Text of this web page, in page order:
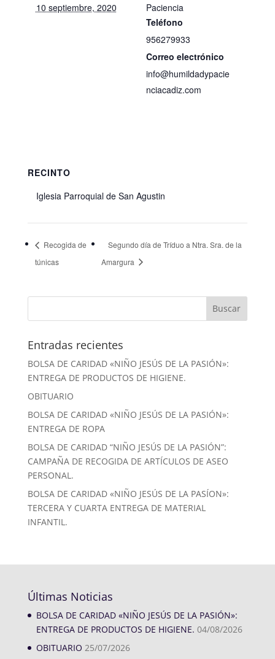
10 septiembre, 2020
Paciencia
Teléfono
956279933
Correo electrónico
info@humildadypacie
nciacadiz.com
RECINTO
Iglesia Parroquial de San Agustin
Recogida de
túnicas
Segundo día de Tríduo a Ntra. Sra. de la
Amargura
Entradas recientes
BOLSA DE CARIDAD «NIÑO JESÚS DE LA PASIÓN»:
ENTREGA DE PRODUCTOS DE HIGIENE.
OBITUARIO
BOLSA DE CARIDAD «NIÑO JESÚS DE LA PASIÓN»:
ENTREGA DE ROPA
BOLSA DE CARIDAD “NIÑO JESÚS DE LA PASIÓN”:
CAMPAÑA DE RECOGIDA DE ARTÍCULOS DE ASEO
PERSONAL.
BOLSA DE CARIDAD «NIÑO JESÚS DE LA PASÍON»:
TERCERA Y CUARTA ENTREGA DE MATERIAL
INFANTIL.
Últimas Noticias
BOLSA DE CARIDAD «NIÑO JESÚS DE LA PASIÓN»:
ENTREGA DE PRODUCTOS DE HIGIENE. 04/08/2026
OBITUARIO 25/07/2026